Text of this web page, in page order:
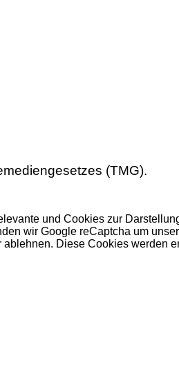
(TMG).
und Cookies zur
wir Google reCaptcha um
Diese Cookies werden